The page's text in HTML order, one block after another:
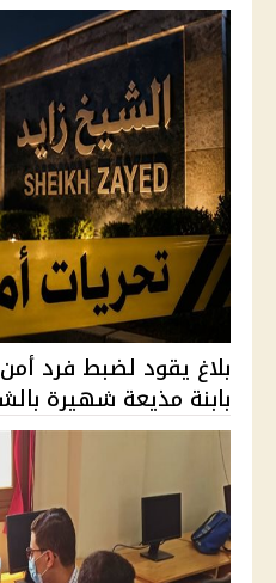
بلاغ يقود لضبط فرد
بابنة مذيعة شهيرة